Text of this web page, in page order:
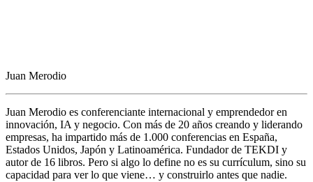
Juan Merodio
Juan Merodio es conferenciante internacional y emprendedor en
innovación, IA y negocio. Con más de 20 años creando y liderando
empresas, ha impartido más de 1.000 conferencias en España,
Estados Unidos, Japón y Latinoamérica. Fundador de TEKDI y
autor de 16 libros. Pero si algo lo define no es su currículum, sino su
capacidad para ver lo que viene… y construirlo antes que nadie.